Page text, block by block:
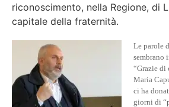
riconoscimento, nella Regione, di
capitale della fraternità.
Le parole
sembrano
“Grazie di
Maria
ci ha
giorni di